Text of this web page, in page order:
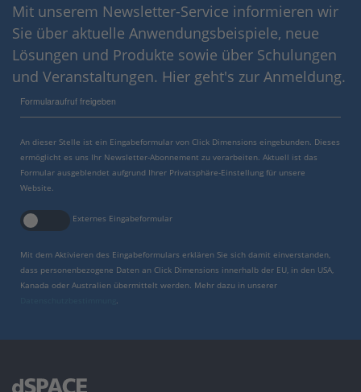
Mit unserem Newsletter-Service informieren wir
Sie über aktuelle Anwendungsbeispiele, neue
Lösungen und Produkte sowie über Schulungen
und Veranstaltungen. Hier geht's zur Anmeldung.
Formularaufruf freigeben
An dieser Stelle ist ein Eingabeformular von Click Dimensions eingebunden. Dieses
ermöglicht es uns Ihr Newsletter-Abonnement zu verarbeiten. Aktuell ist das
Formular ausgeblendet aufgrund Ihrer Privatsphäre-Einstellung für unsere
Website.
Externes Eingabeformular
Mit dem Aktivieren des Eingabeformulars erklären Sie sich damit einverstanden,
dass personenbezogene Daten an Click Dimensions innerhalb der EU, in den USA,
Kanada oder Australien übermittelt werden. Mehr dazu in unserer
.